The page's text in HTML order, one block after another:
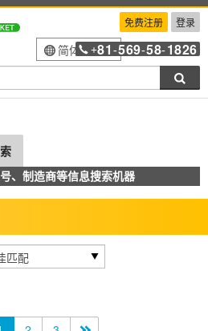
免费注册 登录
简体中文
+81 -569-58-1826
、制造商等信息搜索机器
方式